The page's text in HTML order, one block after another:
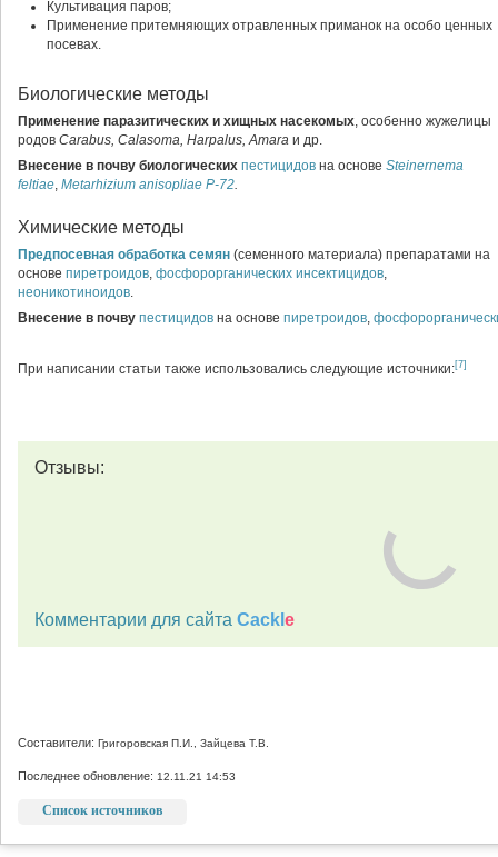
Культивация паров;
Применение притемняющих отравленных приманок на особо ценных
посевах.
Биологические методы
Применение паразитических и хищных насекомых, особенно жужелицы
родов Carabus, Calasoma, Harpalus, Amara и др.
Внесение в почву биологических пестицидов на основе Steinernema
feltiae, Metarhizium anisopliae Р-72.
Химические методы
Предпосевная обработка семян (семенного материала) препаратами на
основе пиретроидов, фосфорорганических инсектицидов,
неоникотиноидов.
Внесение в почву пестицидов на основе пиретроидов,
При написании статьи также использовались следующие источники:[7]
Отзывы:
Комментарии для сайта Cackl e
Составители: Григоровская П.И., Зайцева Т.В.
Последнее обновление: 12.11.21 14:53
Список источников